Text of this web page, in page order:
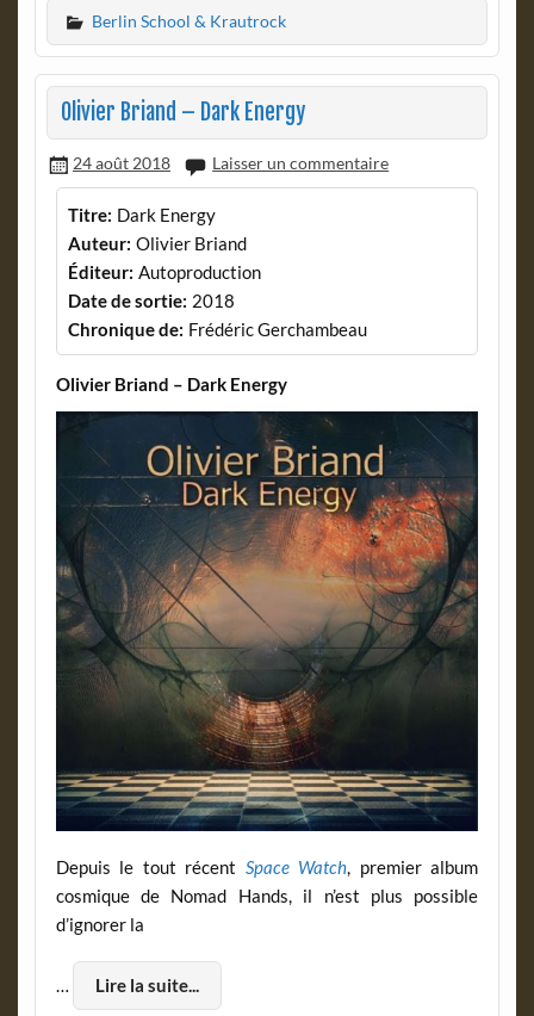
Berlin School & Krautrock
Olivier Briand – Dark Energy
24 août 2018 Laisser un commentaire
Titre: Dark Energy
Auteur: Olivier Briand
Éditeur: Autoproduction
Date de sortie: 2018
Chronique de: Frédéric Gerchambeau
Olivier Briand – Dark Energy
Depuis le tout récent Space Watch , premier album
cosmique de Nomad Hands, il n’est plus possible
d’ignorer la
… Lire la suite...